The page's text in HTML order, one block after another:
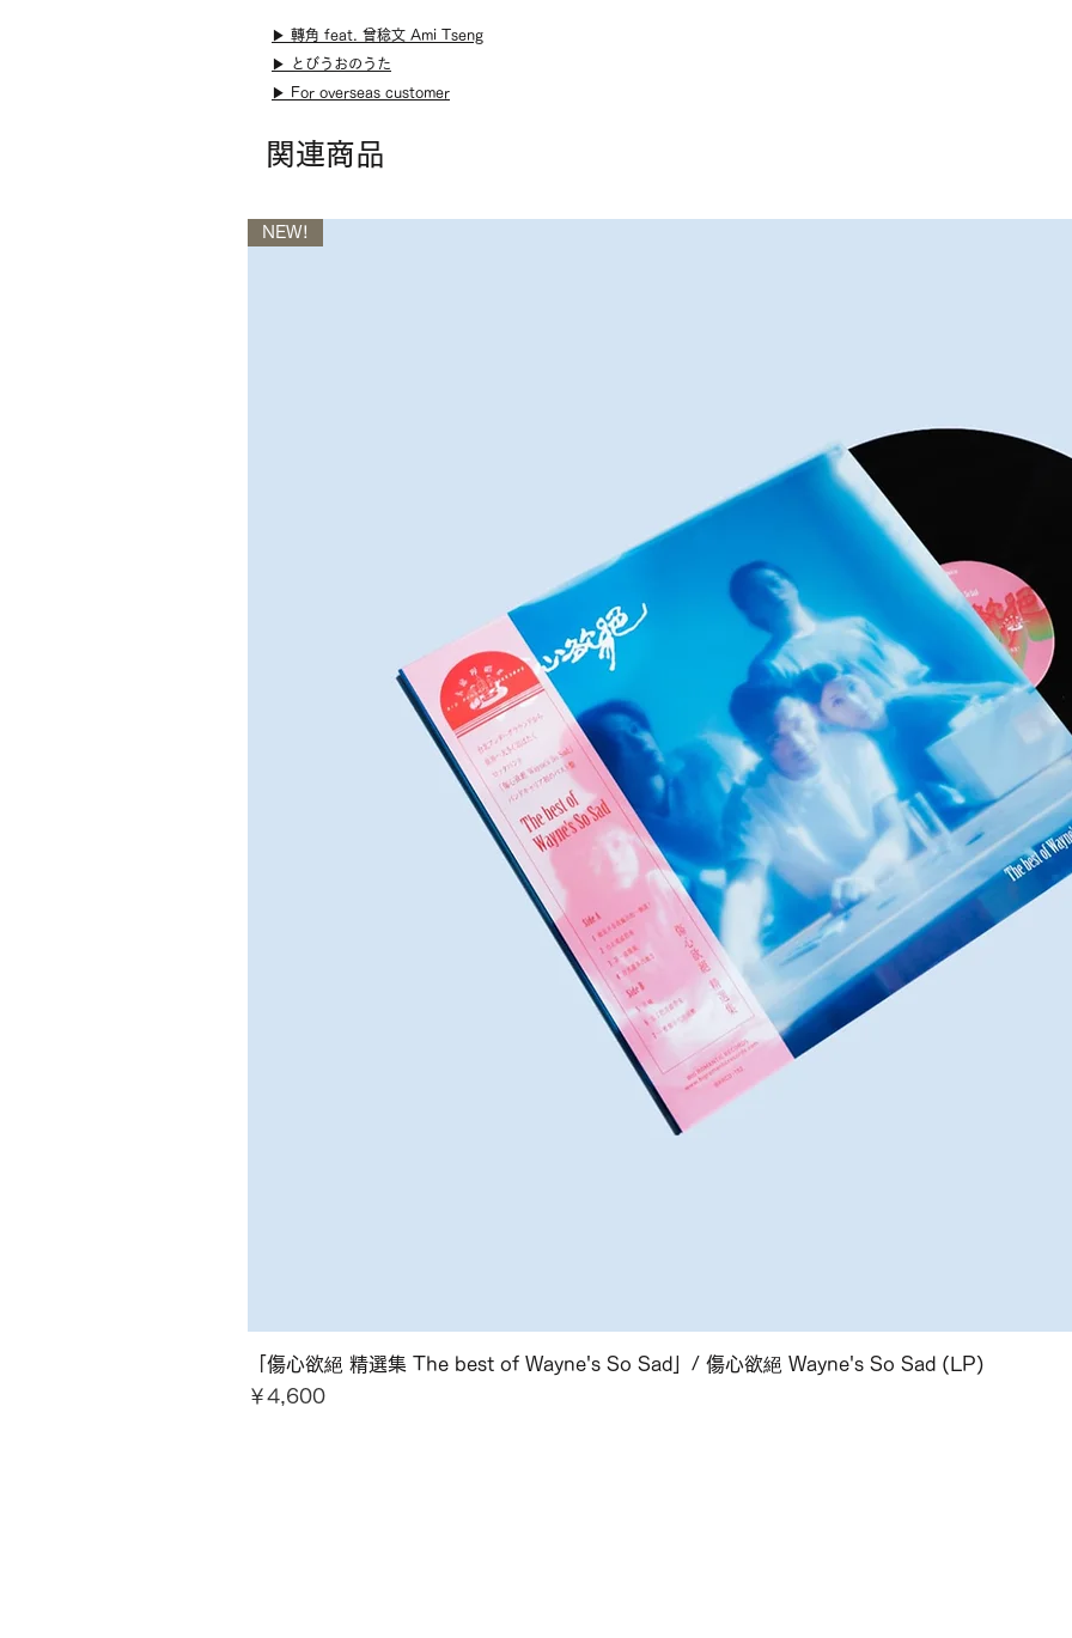
▶︎ 轉角 feat. 曾稔文 Ami Tseng
▶︎ とびうおのうた
▶︎ For overseas customer
関連商品
クイックビュー
NEW!
「傷心欲絕 精選集 The best of Wayne's So Sad」/ 傷心欲絕 Wayne's So Sad (LP)
価格
￥4,600